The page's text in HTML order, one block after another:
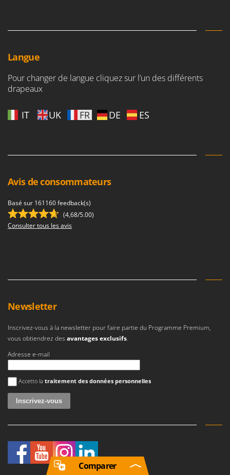
Langue
Pour changer de langue cliquez sur l’un des différents
drapeaux
IT UK FR DE ES
Avis de consommateurs
Basé sur 161160 feedback(s)
(4,68/5.00)
Consulter tous les avis
Newsletter
Inscrivez-vous à la newsletter pour faire partie du Programme Premium,
vous obtiendrez des avantages exclusifs.
Adresse e-mail
Une erreur est survenue
Accetto la traitement des données personnelles
Comparer